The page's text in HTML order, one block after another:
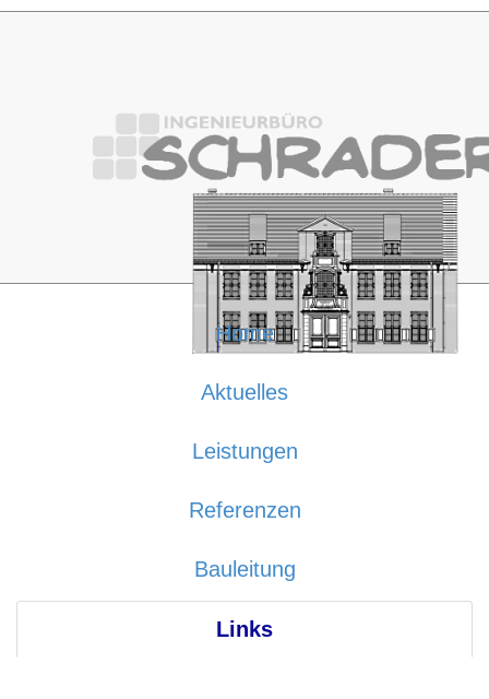
Home
Aktuelles
Leistungen
Referenzen
Bauleitung
Links